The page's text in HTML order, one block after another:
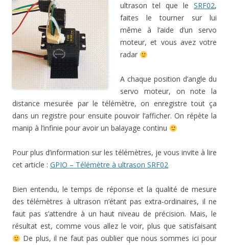
ultrason tel que le SRF02,
faites le tourner sur lui
même à l’aide d’un servo
moteur, et vous avez votre
radar
A chaque position d’angle du
servo moteur, on note la
distance mesurée par le télémètre, on enregistre tout ça
dans un registre pour ensuite pouvoir l’afficher. On répète la
manip à l’infinie pour avoir un balayage continu
Pour plus d’information sur les télémètres, je vous invite à lire
cet article : GPIO – Télémètre à ultrason SRF02
Bien entendu, le temps de réponse et la qualité de mesure
des télémètres à ultrason n’étant pas extra-ordinaires, il ne
faut pas s’attendre à un haut niveau de précision. Mais, le
résultat est, comme vous allez le voir, plus que satisfaisant
De plus, il ne faut pas oublier que nous sommes ici pour